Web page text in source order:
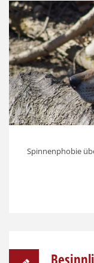
Spinnenphobie